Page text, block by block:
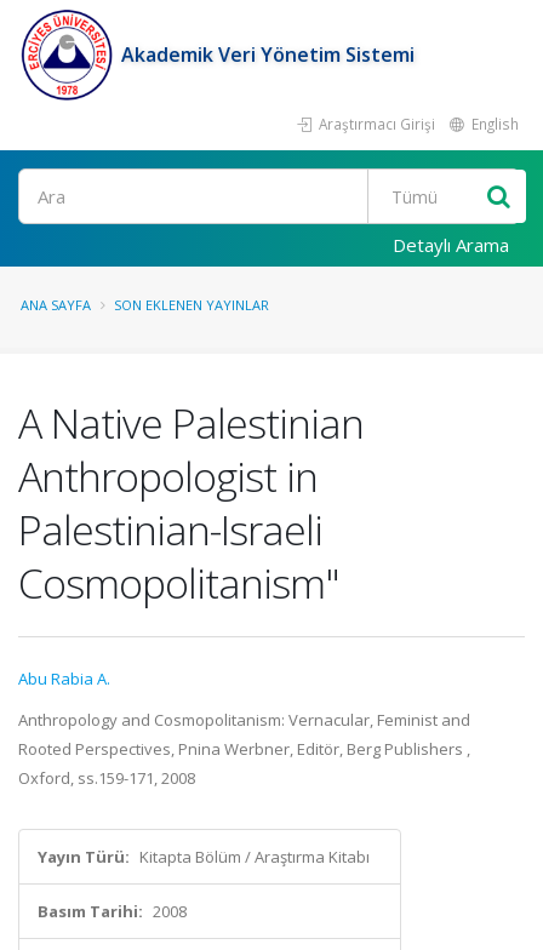
Akademik Veri Yönetim Sistemi
Araştırmacı Girişi English
Ara
Detaylı Arama
ANA SAYFA SON EKLENEN YAYINLAR
A Native Palestinian
Anthropologist in
Palestinian-Israeli
Cosmopolitanism"
Abu Rabia A.
Anthropology and Cosmopolitanism: Vernacular, Feminist and
Rooted Perspectives, Pnina Werbner, Editör, Berg Publishers ,
Oxford, ss.159-171, 2008
Yayın Türü: Kitapta Bölüm / Araştırma Kitabı
Basım Tarihi: 2008